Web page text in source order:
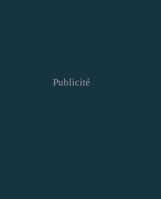
Publicité